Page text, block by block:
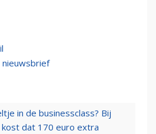
nieuwsbrief
in de businessclass? Bij
kost dat 170 euro extra